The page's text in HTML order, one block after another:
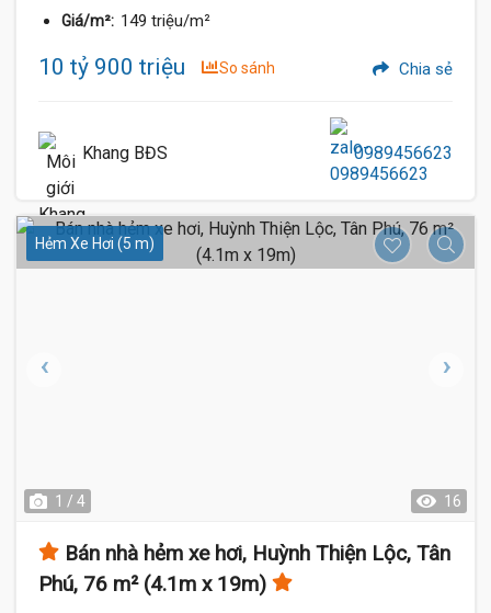
Giá/m²: 149 triệu/m²
10 tỷ 900 triệu So sánh Chia sẻ
Khang BĐS 0989456623
Hẻm Xe Hơi (5 m)
1 / 4 16
Bán nhà hẻm xe hơi, Huỳnh Thiện Lộc, Tân
Phú, 76 m² (4.1m x 19m)